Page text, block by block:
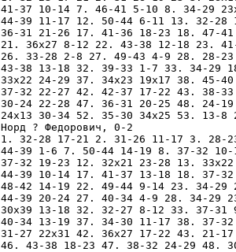
41-37 10-14 7. 46-41 5-10 8. 34-29
44-39 11-17 12. 50-44 6-11 13. 32-
36-31 21-26 17. 41-36 18-23 18. 47-
21. 36x27 8-12 22. 43-38 12-18 23.
26. 33-28 2-8 27. 49-43 4-9 28. 28-
43-38 13-18 32. 39-33 1-7 33. 34-29
33x22 24-29 37. 34x23 19x17 38. 45-
37-32 22-27 42. 42-37 17-22 43. 38-
30-24 22-28 47. 36-31 20-25 48. 24-
24x13 30-34 52. 35-30 34x25 53. 13-
Норд ? Федорович, 0-2
1. 32-28 17-21 2. 31-26 11-17 3. 28-
44-39 1-6 7. 50-44 14-19 8. 37-32
37-32 19-23 12. 32x21 23-28 13.
44-39 10-14 17. 41-37 13-18 18. 37-
48-42 14-19 22. 49-44 9-14 23. 34-29
44-39 20-24 27. 40-34 4-9 28. 34-29
30x39 13-18 32. 32-27 8-12 33. 37-
40-34 13-19 37. 34-30 11-17 38. 37-
31-27 22x31 42. 36x27 17-22 43. 21-
46. 43-38 18-23 47. 38-32 24-29 48.